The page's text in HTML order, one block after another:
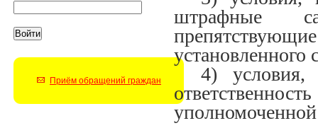
Приём обращений граждан
штрафные
установленного
4) условия,